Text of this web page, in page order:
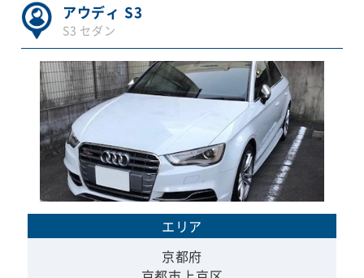
アウディ S3
S3 セダン
エリア
京都府